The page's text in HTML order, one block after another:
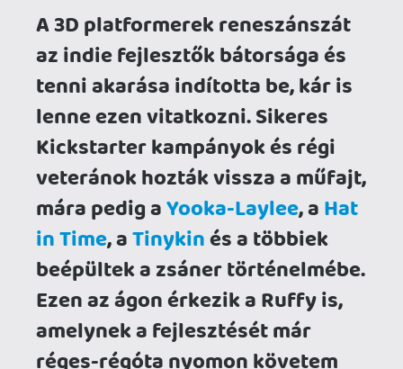
réges-régóta nyomon követem
Twitteren, így alig vártam, hogy
beleugorjak a csuklyás mackó
kalandjaiba. A demó ugyan kicsit
lelombozott, de azt kell mondjam,
azóta is történtek változások,
természetesen a pozitív irányba,
így a Ruffy végül beváltotta a
hozzá fűzött reményeimet, még
ha kicsit másképpen is, mint azt
eredetileg elképzeltem.